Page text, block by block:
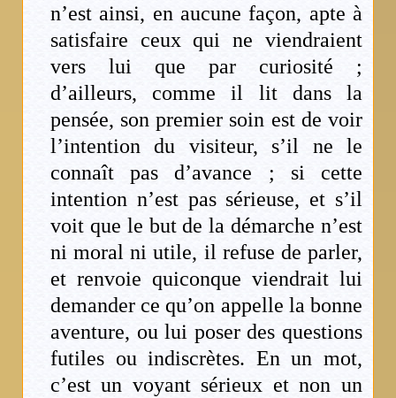
n’est ainsi, en aucune façon, apte à
satisfaire ceux qui ne viendraient
vers lui que par curiosité ;
d’ailleurs, comme il lit dans la
pensée, son premier soin est de voir
l’intention du visiteur, s’il ne le
connaît pas d’avance ; si cette
intention n’est pas sérieuse, et s’il
voit que le but de la démarche n’est
ni moral ni utile, il refuse de parler,
et renvoie quiconque viendrait lui
demander ce qu’on appelle la bonne
aventure, ou lui poser des questions
futiles ou indiscrètes. En un mot,
c’est un voyant sérieux et non un